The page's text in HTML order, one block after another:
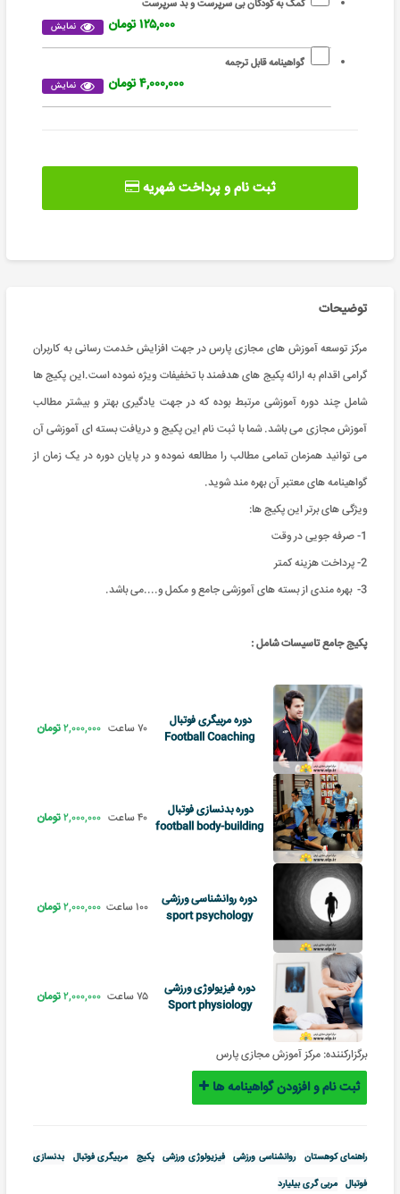
کمک به کودکان بی سرپرست و بد سرپرست
نمایش ۱۲۵,۰۰۰ تومان
گواهینامه قابل ترجمه
نمایش ۴,۰۰۰,۰۰۰ تومان
ثبت نام و پرداخت شهریه
توضیحات
مرکز توسعه آموزش های مجازی پارس در جهت افزایش خدمت رسانی به کاربران
گرامی اقدام به ارائه پکیج های هدفمند با تخفیفات ویژه نموده است.این پکیج ها
شامل چند دوره آموزشی مرتبط بوده که در جهت یادگیری بهتر و بیشتر مطالب
آموزش مجازی می باشد. شما با ثبت نام این پکیج و دریافت بسته ای آموزشی آن
می توانید همزمان تمامی مطالب را مطالعه نموده و در پایان دوره در یک زمان از
گواهینامه های معتبر آن بهره مند شوید.
ویژگی های برتر این پکیج ها:
1- صرفه جویی در وقت
2- پرداخت هزینه کمتر
3- بهره مندی از بسته های آموزشی جامع و مکمل و....می باشد.
پکیج جامع تاسیسات شامل :
دوره مربیگری فوتبال
Football Coaching
۷۰ ساعت ۲,۰۰۰,۰۰۰تومان
دوره بدنسازی فوتبال
football body-building
۴۰ ساعت ۲,۰۰۰,۰۰۰تومان
دوره روانشناسی ورزشی
sport psychology
۱۰۰ ساعت ۲,۰۰۰,۰۰۰تومان
دوره فیزیولوژی ورزشی
Sport physiology
۷۵ ساعت ۲,۰۰۰,۰۰۰تومان
برگزارکننده: مرکز آموزش مجازی پارس
ثبت نام و افزودن گواهینامه ها
راهنمای کوهستان روانشناسی ورزشی فیزیولوژی ورزشی پکیج مربیگری فوتبال
بدنسازی
فوتبال مربی گری بیلیارد